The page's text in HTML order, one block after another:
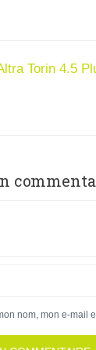
Torin 4.5
nom, mon e-mail